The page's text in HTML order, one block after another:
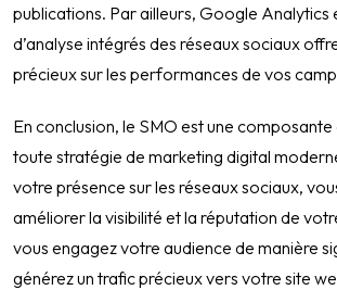
publications. Par ailleurs, Google Analytics
d’analyse intégrés des réseaux sociaux
précieux sur les performances de vos
En conclusion, le SMO est une composante
toute stratégie de marketing digital
votre présence sur les réseaux sociaux,
améliorer la visibilité et la réputation de
vous engagez votre audience de manière
générez un trafic précieux vers votre site